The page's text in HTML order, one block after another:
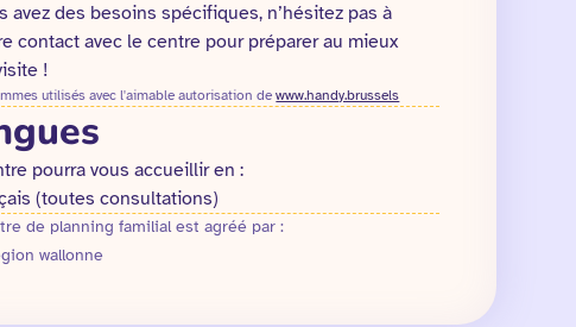
avez des besoins spécifiques, n’hésitez pas à
contact avec le centre pour préparer au mieux
!
utilisés avec l'aimable autorisation dewww.handy.brussels
pourra vous accueillir en :
(toutes consultations)
de planning familial est agréé par :
wallonne